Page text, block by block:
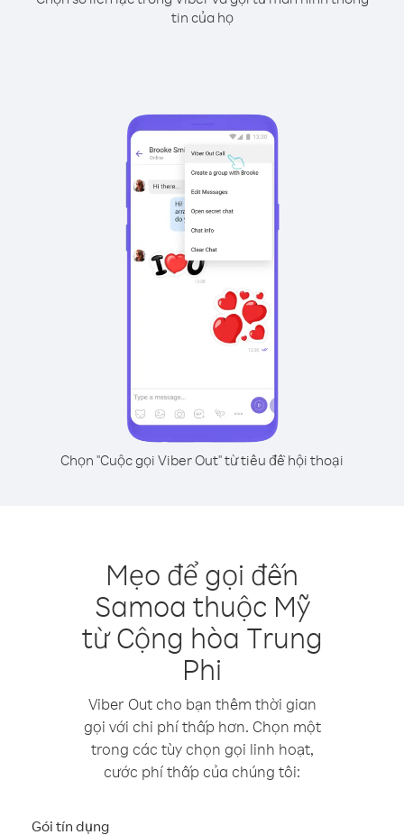
tin của họ
Chọn "Cuộc gọi Viber Out" từ tiêu đề hội thoại
Mẹo để gọi đến
Samoa thuộc Mỹ
từ Cộng hòa Trung
Phi
Viber Out cho bạn thêm thời gian
gọi với chi phí thấp hơn. Chọn một
trong các tùy chọn gọi linh hoạt,
cước phí thấp của chúng tôi:
Gói tín dụng